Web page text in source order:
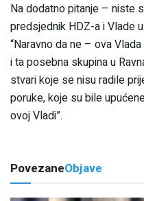
Na dodatno pitanje – niste
predsjednik HDZ-a i Vlade
“Naravno da ne – ova
i ta posebna skupina u
stvari koje se nisu radile
poruke, koje su bile
ovoj Vladi”.
PovezaneObjave